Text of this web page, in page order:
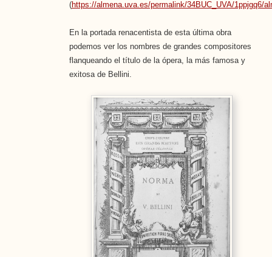
(https://almena.uva.es/permalink/34BUC_UVA/1ppjgq6/
En la portada renacentista de esta última obra
podemos ver los nombres de grandes compositores
flanqueando el título de la ópera, la más famosa y
exitosa de Bellini.